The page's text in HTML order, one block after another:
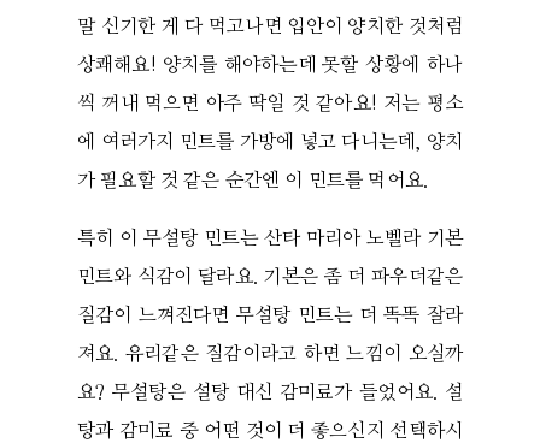
말 신기한 게 다 먹고나면 입안이 양치한 것처럼
상쾌해요! 양치를 해야하는데 못할 상황에 하나
씩 꺼내 먹으면 아주 딱일 것 같아요! 저는 평소
에 여러가지 민트를 가방에 넣고 다니는데, 양치
가 필요할 것 같은 순간엔 이 민트를 먹어요.
특히 이 무설탕 민트는 산타 마리아 노벨라 기본
민트와 식감이 달라요. 기본은 좀 더 파우더같은
질감이 느껴진다면 무설탕 민트는 더 똑똑 잘라
져요. 유리같은 질감이라고 하면 느낌이 오실까
요? 무설탕은 설탕 대신 감미료가 들었어요. 설
탕과 감미료 중 어떤 것이 더 좋으신지 선택하시